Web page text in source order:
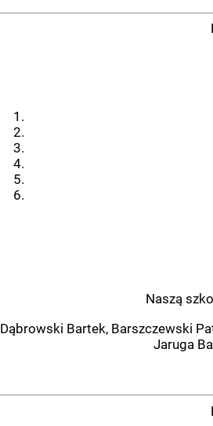
Naszą
Dąbrowski Bartek, Barszczewski
Jaruga